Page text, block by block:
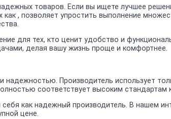
товаров. Если вы ищете лучшее
как , позволяет упростить выполнение
для тех, кто ценит удобство и
делая вашу жизнь проще и комфортнее.
надежностью. Производитель использует
соответствует высоким
как надежный производитель. В нашем
цене.